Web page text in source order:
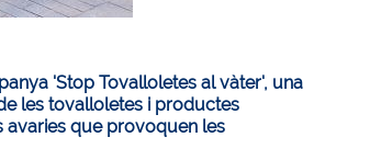
'Stop Tovalloletes al vàter', una
les tovalloletes i productes
avaries que provoquen les